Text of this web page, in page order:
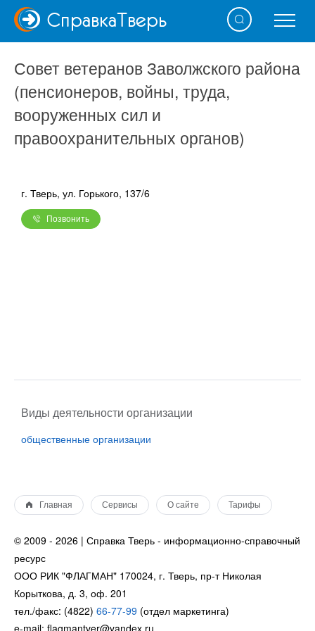
СправкаТверь
Совет ветеранов Заволжского района
(пенсионеров, войны, труда,
вооруженных сил и
правоохранительных органов)
г. Тверь, ул. Горького, 137/6
Позвонить
Виды деятельности организации
общественные организации
Главная Сервисы О сайте Тарифы
© 2009 - 2026 | Справка Тверь - информационно-справочный
ресурс
ООО РИК "ФЛАГМАН" 170024, г. Тверь, пр-т Николая
Корыткова, д. 3, оф. 201
тел./факс: (4822) 66-77-99 (отдел маркетинга)
e-mail: flagmantver@yandex.ru